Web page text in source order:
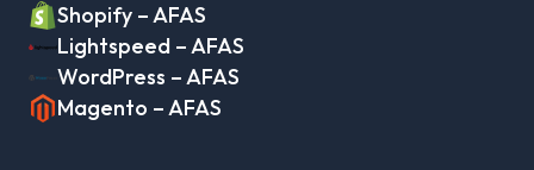
Shopify – AFAS
Lightspeed – AFAS
WordPress – AFAS
Magento – AFAS